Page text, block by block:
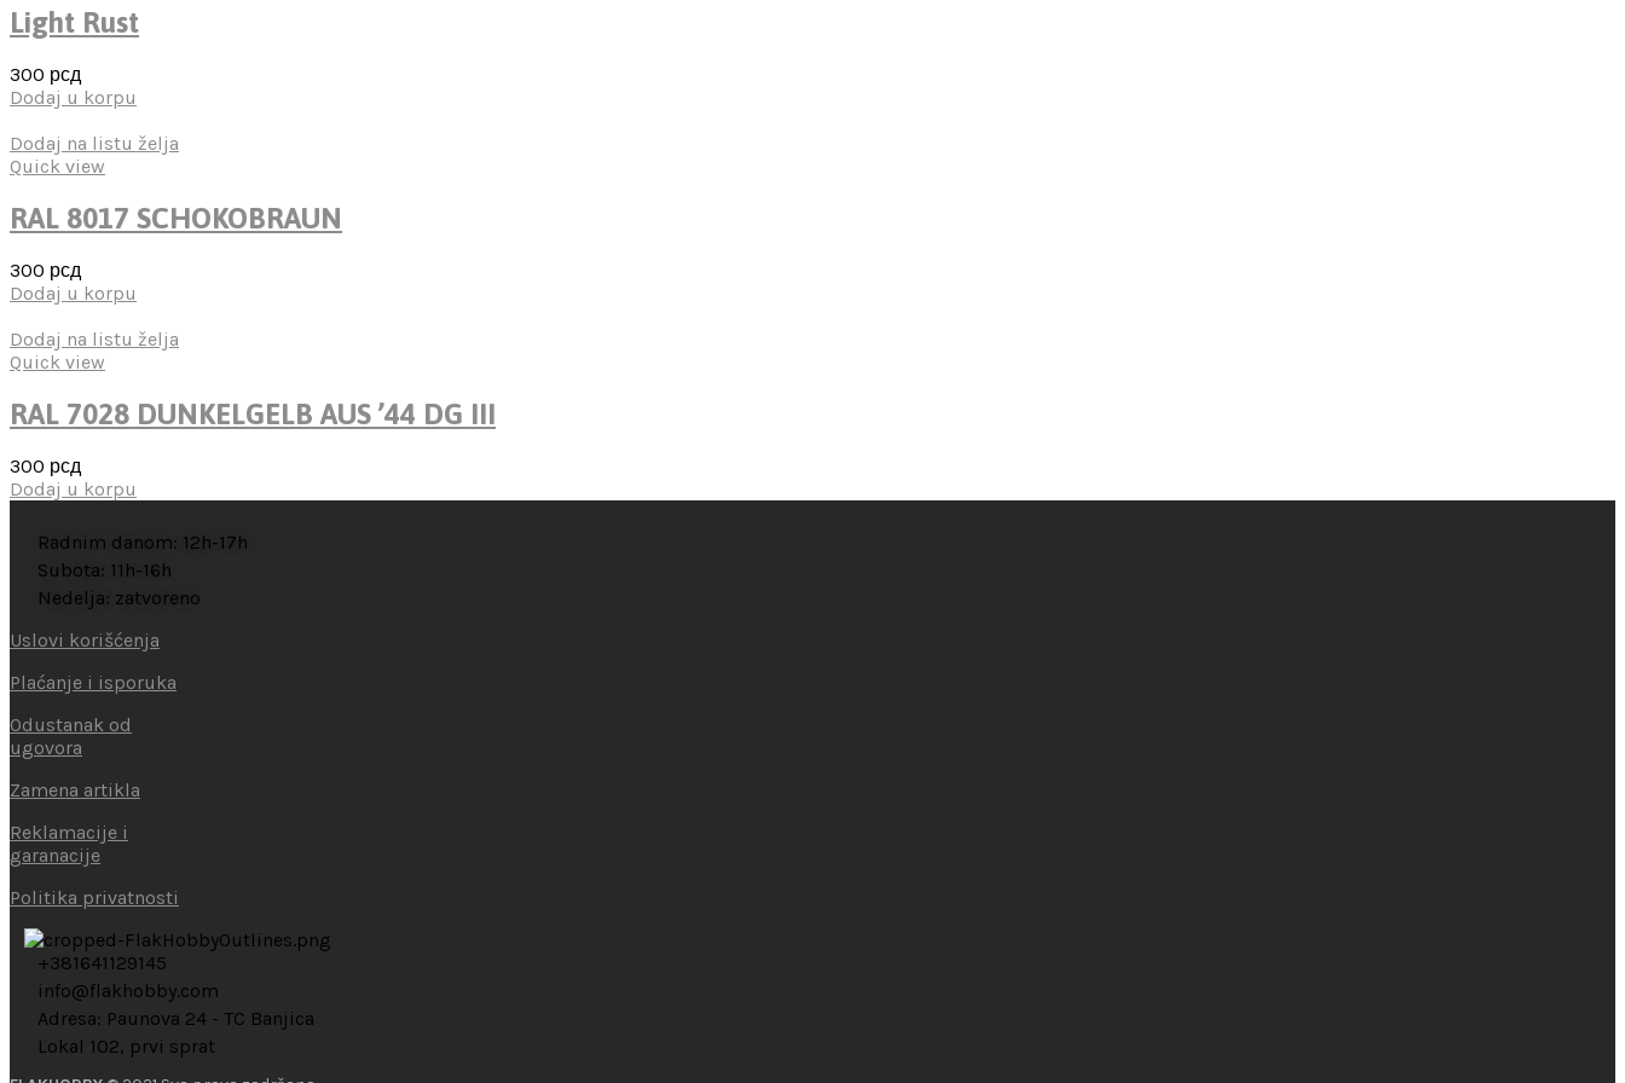
Light Rust
300 рсд
Dodaj u korpu
Dodaj na listu želja
Quick view
RAL 8017 SCHOKOBRAUN
300 рсд
Dodaj u korpu
Dodaj na listu želja
Quick view
RAL 7028 DUNKELGELB AUS ’44 DG III
300 рсд
Dodaj u korpu
Radnim danom: 12h-17h
Subota: 11h-16h
Nedelja: zatvoreno
Uslovi korišćenja
Plaćanje i isporuka
Odustanak od
ugovora
Zamena artikla
Reklamacije i
garanacije
Politika privatnosti
+381641129145
info@flakhobby.com
Adresa: Paunova 24 - TC Banjica
Lokal 102, prvi sprat